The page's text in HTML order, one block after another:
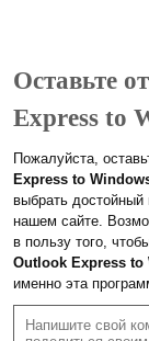
Оставьте
Express to
Пожалуйста,
Express to
выбрать
нашем сайте.
в пользу того,
Outlook Express to
именно эта